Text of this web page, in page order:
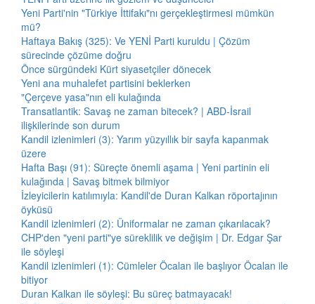
Yeni Parti'nin "Türkiye İttifakı"nı gerçekleştirmesi mümkün
mü?
Haftaya Bakış (325): Ve YENİ Parti kuruldu | Çözüm
sürecinde çözüme doğru
Önce sürgündeki Kürt siyasetçiler dönecek
Yeni ana muhalefet partisini beklerken
"Çerçeve yasa"nın eli kulağında
Transatlantik: Savaş ne zaman bitecek? | ABD-İsrail
ilişkilerinde son durum
Kandil izlenimleri (3): Yarım yüzyıllık bir sayfa kapanmak
üzere
Hafta Başı (91): Süreçte önemli aşama | Yeni partinin eli
kulağında | Savaş bitmek bilmiyor
İzleyicilerin katılımıyla: Kandil'de Duran Kalkan röportajının
öyküsü
Kandil izlenimleri (2): Üniformalar ne zaman çıkarılacak?
CHP'den "yeni parti"ye süreklilik ve değişim | Dr. Edgar Şar
ile söyleşi
Kandil izlenimleri (1): Cümleler Öcalan ile başlıyor Öcalan ile
bitiyor
Duran Kalkan ile söyleşi: Bu süreç batmayacak!